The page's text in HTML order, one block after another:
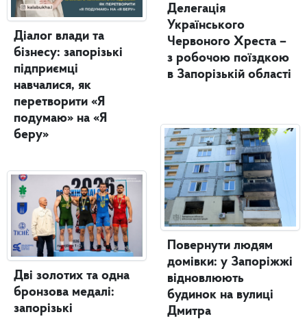
Діалог влади та
бізнесу: запорізькі
підприємці
навчалися, як
перетворити «Я
подумаю» на «Я
беру»
Дві золотих та одна
бронзова медалі:
запорізькі
Делегація
Українського
Червоного Хреста –
з робочою поїздкою
в Запорізькій області
Повернути людям
домівки: у Запоріжжі
відновлюють
будинок на вулиці
Дмитра